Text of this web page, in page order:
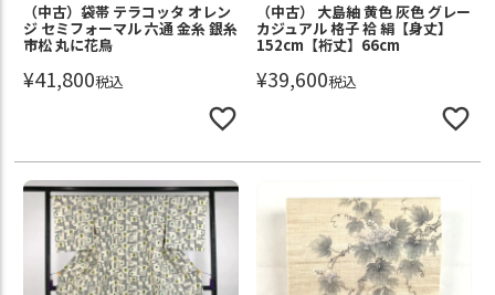
（中古）袋帯 テラコッタ オレン
ジ セミフォーマル 六通 金糸 銀糸
市松 丸に花鳥
¥41,800税込
（中古） 大島紬 黄色 灰色 グレー
カジュアル 格子 袷 絹【身丈】
152cm【裄丈】66cm
¥39,600税込